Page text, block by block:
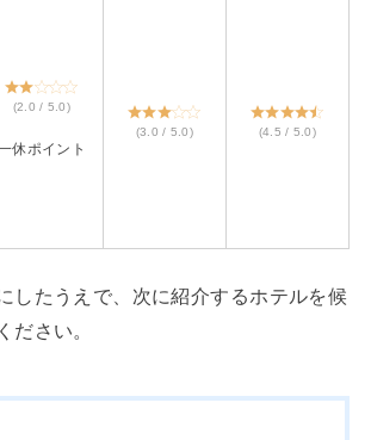
(2.0 / 5.0)
休ポイント
(3.0 / 5.0) (4.5 / 5.0)
したうえで、次に紹介するホテルを候
ださい。